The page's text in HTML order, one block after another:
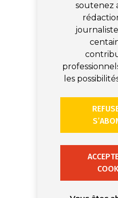
soutenez
les